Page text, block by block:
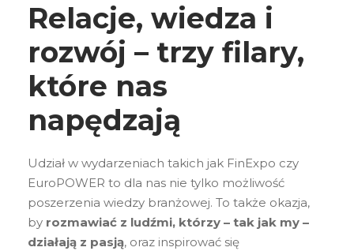
Relacje, wiedza i
rozwój – trzy filary,
które nas
napędzają
Udział w wydarzeniach takich jak FinExpo czy
EuroPOWER to dla nas nie tylko możliwość
poszerzenia wiedzy branżowej. To także okazja,
by rozmawiać z ludźmi, którzy – tak jak my –
działają z pasją, oraz inspirować się